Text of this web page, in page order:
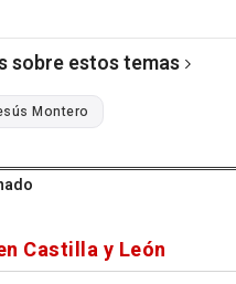
sobre estos temas
Montero
Castilla y León